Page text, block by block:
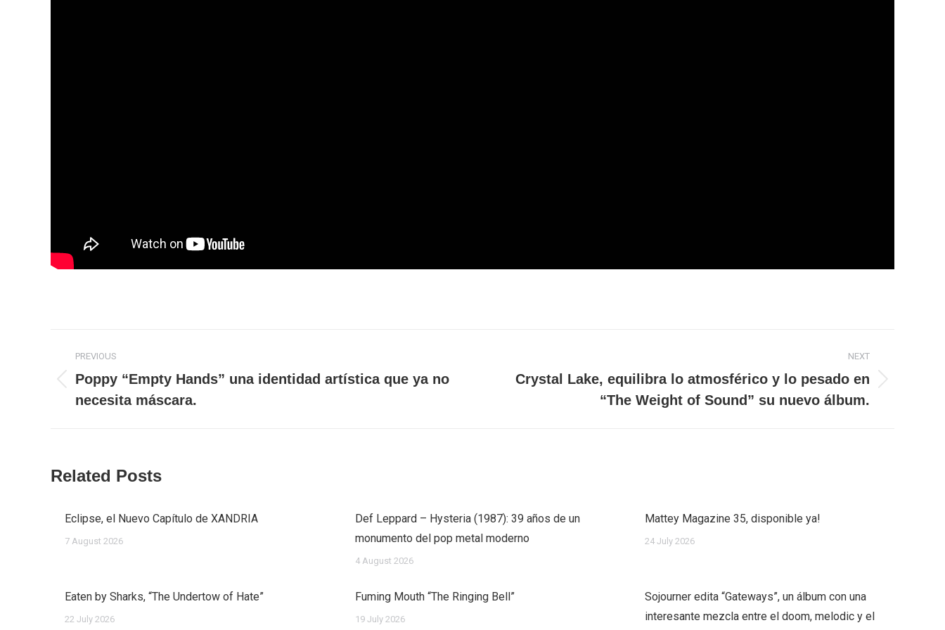
navigation
PREVIOUS
Previous
post:
Poppy “Empty Hands” una identidad artística que ya no
necesita máscara.
NEXT
Crystal Lake, equilibra lo atmosférico y lo pesado en
“The Weight of Sound” su nuevo álbum.
Related Posts
Eclipse, el Nuevo Capítulo de XANDRIA
7 August 2026
Def Leppard – Hysteria (1987): 39 años de un
monumento del pop metal moderno
4 August 2026
Mattey Magazine 35, disponible ya!
24 July 2026
Eaten by Sharks, “The Undertow of Hate”
22 July 2026
Fuming Mouth “The Ringing Bell”
19 July 2026
Sojourner edita “Gateways”, un álbum con una
interesante mezcla entre el doom, melodic y el